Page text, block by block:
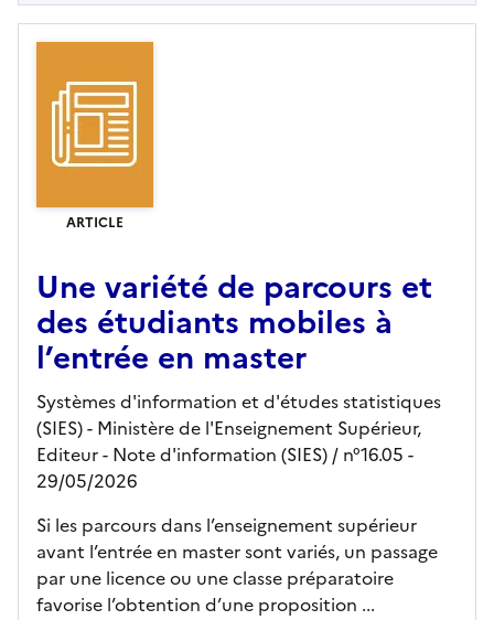
ARTICLE
Une variété de parcours et
des étudiants mobiles à
l’entrée en master
Systèmes d'information et d'études statistiques
(SIES) - Ministère de l'Enseignement Supérieur,
Editeur- Note d'information (SIES) / n°16.05 -
29/05/2026
Si les parcours dans l’enseignement supérieur
avant l’entrée en master sont variés, un passage
par une licence ou une classe préparatoire
favorise l’obtention d’une proposition ...